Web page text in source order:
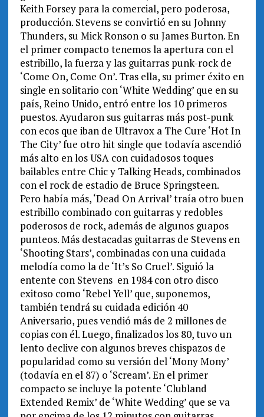
Keith Forsey para la comercial, pero poderosa,
producción. Stevens se convirtió en su Johnny
Thunders, su Mick Ronson o su James Burton. En
el primer compacto tenemos la apertura con el
estribillo, la fuerza y las guitarras punk-rock de
‘Come On, Come On’. Tras ella, su primer éxito en
single en solitario con ‘White Wedding’ que en su
país, Reino Unido, entró entre los 10 primeros
puestos. Ayudaron sus guitarras más post-punk
con ecos que iban de Ultravox a The Cure ‘Hot In
The City’ fue otro hit single que todavía ascendió
más alto en los USA con cuidadosos toques
bailables entre Chic y Talking Heads, combinados
con el rock de estadio de Bruce Springsteen.
Pero había más, ‘Dead On Arrival’ traía otro buen
estribillo combinado con guitarras y redobles
poderosos de rock, además de algunos guapos
punteos. Más destacadas guitarras de Stevens en
‘Shooting Stars’, combinadas con una cuidada
melodía como la de ‘It’s So Cruel’. Siguió la
entente con Stevens en 1984 con otro disco
exitoso como ‘Rebel Yell’ que, suponemos,
también tendrá su cuidada edición 40
Aniversario, pues vendió más de 2 millones de
copias con él. Luego, finalizados los 80, tuvo un
lento declive con algunos breves chispazos de
popularidad como su versión del ‘Mony Mony’
(todavía en el 87) o ‘Scream’. En el primer
compacto se incluye la potente ‘Clubland
Extended Remix’ de ‘White Wedding’ que se va